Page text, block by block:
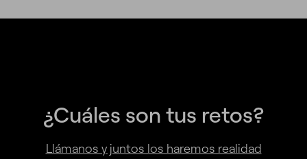
¿Cuáles son tus retos?
Llámanos y juntos los haremos realidad